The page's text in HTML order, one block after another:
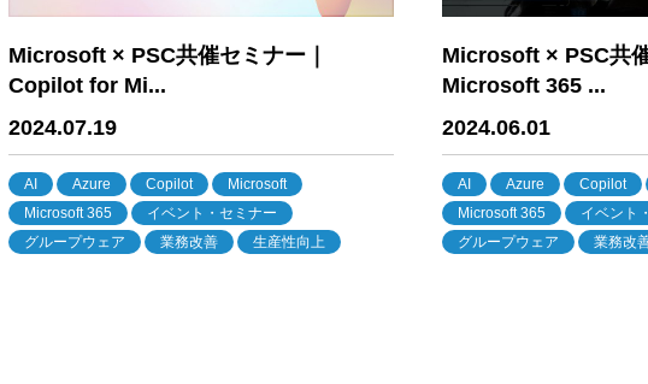
Microsoft × PSC共催セミナー｜
Copilot for Mi...
2024.07.19
AI Azure Copilot
Microsoft
Microsoft 365
イベント・セミナー
グループウェア
業務改善 生産性向上
Microsoft × PSC共催
Microsoft 365 ...
2024.06.01
AI Azure Copilot
Microsoft 365
イベント
グループウェア
業務改